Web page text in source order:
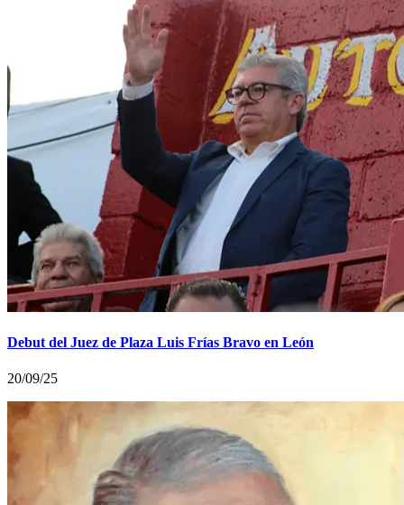
Debut del Juez de Plaza Luis Frías Bravo en León
20/09/25